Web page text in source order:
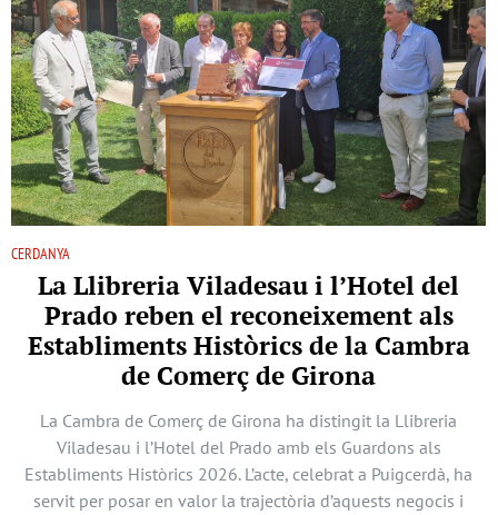
CERDANYA
La Llibreria Viladesau i l’Hotel del
Prado reben el reconeixement als
Establiments Històrics de la Cambra
de Comerç de Girona
La Cambra de Comerç de Girona ha distingit la Llibreria
Viladesau i l’Hotel del Prado amb els Guardons als
Establiments Històrics 2026. L’acte, celebrat a Puigcerdà, ha
servit per posar en valor la trajectòria d’aquests negocis i